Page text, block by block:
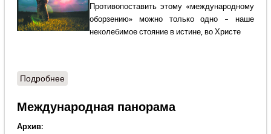
Противопоставить этому «международному
оборзению» можно только одно – наше
неколебимое стояние в истине, во Христе
Подробнеео Священник Димитрий Шишкин - Международное
Международная панорама
Архив: